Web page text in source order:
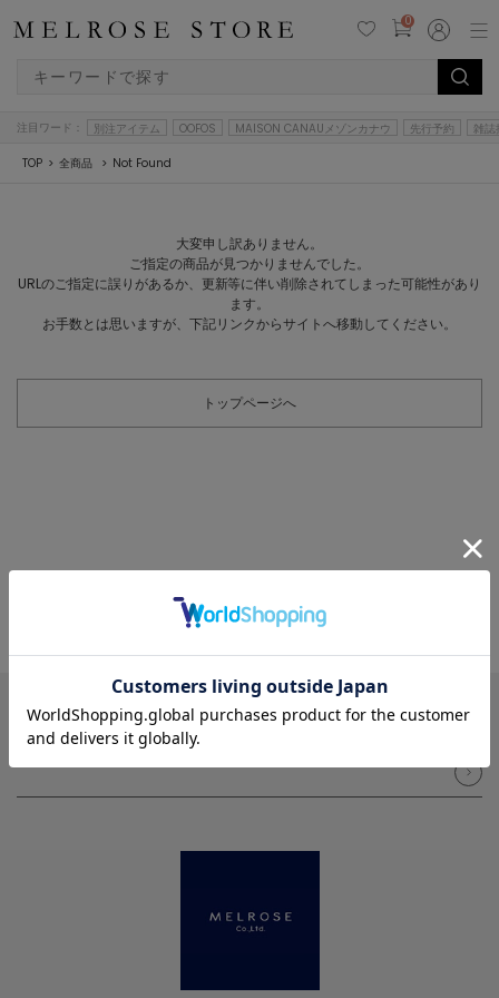
0
注目ワード： 別注アイテム OOFOS MAISON CANAUメゾンカナウ 先行予約 雑誌
TOP 全商品 Not Found
大変申し訳ありません。
ご指定の商品が見つかりませんでした。
URLのご指定に誤りがあるか、更新等に伴い削除されてしまった可能性があり
ます。
お手数とは思いますが、下記リンクからサイトへ移動してください。
トップページへ
NEWSLETTER メルマガ登録